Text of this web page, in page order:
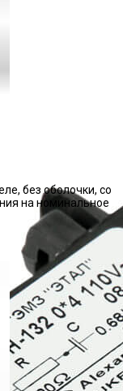
без оболочки, со
на номинальное